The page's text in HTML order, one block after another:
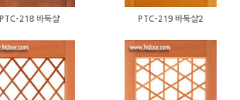
PTC-218 바둑살 PTC-219 바둑살2